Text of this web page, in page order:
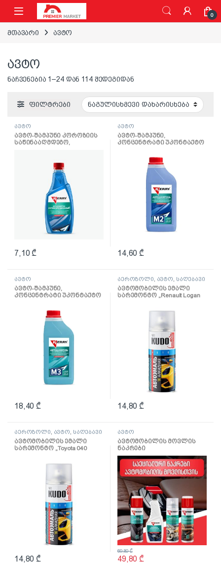
ნავიგაციაზე გადასვლა
შინაარსზე გადასვლა
0
მთავარი ავტო
ავტო
ნაჩვენებია 1–24 დან 114 შედეგიდან
ფილტრები
ავტო
ავტო-შამპუნი კოროზიის
საწინააღმდეგო,
7,10 ₾
ავტო
ავტო-შამპუნი,
კონცენტრატი უკონტაქტო
14,60 ₾
ავტო
ავტო-შამპუნი,
კონცენტრატი უკონტაქტო
18,40 ₾
აეროზოლი ავტო
საღებავი
და ლაქი
ავტომობილის ემალი
სარემონტო ,,Renault Logan
თეთრი KU-42100
14,80 ₾
აეროზოლი ავტო
საღებავი
და ლაქი
ავტომობილის ემალი
სარემონტო ,,Toyota 040
14,80 ₾
ავტო
ავტომობილის მოვლის
ნაკრები
49,80 ₾
69,80₾